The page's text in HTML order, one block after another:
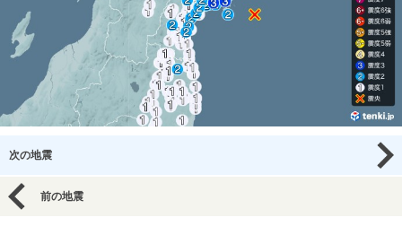
次の地震
前の地震